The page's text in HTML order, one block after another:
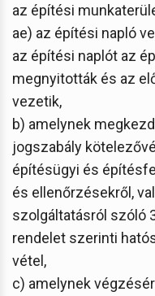
az építési
ae) az építési napló
az építési naplót az
megnyitották és az
vezetik,
b) amelynek
jogszabály
építésügyi és
és ellenőrzésekről,
szolgáltatásról szóló
rendelet szerinti
vétel,
c) amelynek